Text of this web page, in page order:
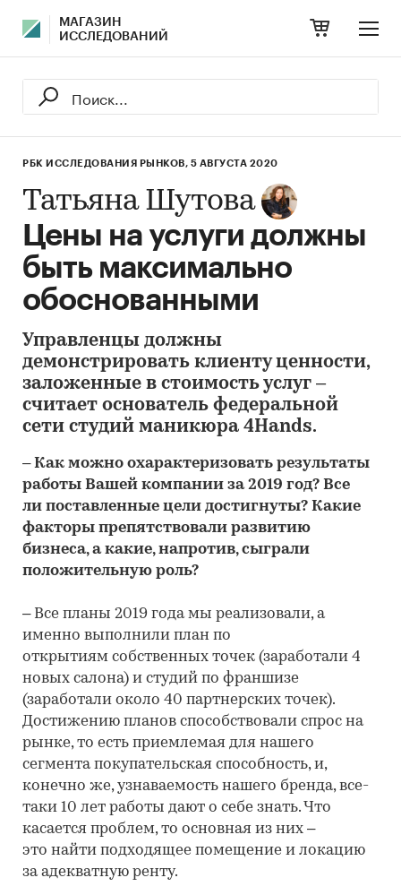
МАГАЗИН
ИССЛЕДОВАНИЙ
РБК ИССЛЕДОВАНИЯ РЫНКОВ, 5 АВГУСТА 2020
Татьяна Шутова
Цены на услуги должны
быть максимально
обоснованными
Управленцы должны
демонстрировать клиенту ценности,
заложенные в стоимость услуг –
считает основатель федеральной
сети студий маникюра 4Hands.
– Как можно охарактеризовать результаты
работы Вашей компании за 2019 год? Все
ли поставленные цели достигнуты? Какие
факторы препятствовали развитию
бизнеса, а какие, напротив, сыграли
положительную роль?
– Все планы 2019 года мы реализовали, а
именно выполнили план по
открытиям собственных точек (заработали 4
новых салона) и студий по франшизе
(заработали около 40 партнерских точек).
Достижению планов способствовали спрос на
рынке, то есть приемлемая для нашего
сегмента покупательская способность, и,
конечно же, узнаваемость нашего бренда, все-
таки 10 лет работы дают о себе знать. Что
касается проблем, то основная из них –
это найти подходящее помещение и локацию
за адекватную ренту.